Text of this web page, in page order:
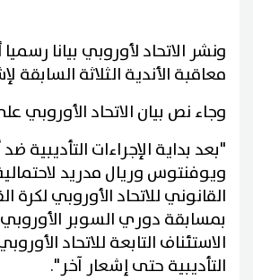
ونشر الاتحاد لأوروبي بيانا
معاقبة الأندية الثلاثة السابقة
وجاء نص بيان الاتحاد الأوروبي
"بعد بداية الإجراءات التأديبية
ويوفنتوس وريال مدريد
القانوني للاتحاد الأوروبي لكرة
بمسابقة دوري السوبر
الاستئناف التابعة للاتحاد
التأديبية حتى إشعار آخر".